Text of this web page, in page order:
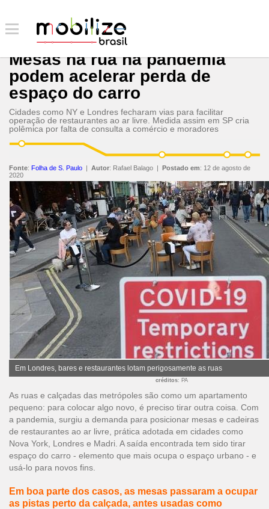
Mesas na rua na pandemia
podem acelerar perda de
espaço do carro
Cidades como NY e Londres fecharam vias para facilitar
operação de restaurantes ao ar livre. Medida assim em SP cria
polêmica por falta de consulta a comércio e moradores
Fonte: Folha de S. Paulo | Autor: Rafael Balago | Postado em: 12 de agosto de
2020
Em Londres, bares e restaurantes lotam perigosamente as ruas
créditos: PA
As ruas e calçadas das metrópoles são como um apartamento
pequeno: para colocar algo novo, é preciso tirar outra coisa. Com
a pandemia, surgiu a demanda para posicionar mesas e cadeiras
de restaurantes ao ar livre, prática adotada em cidades como
Nova York, Londres e Madri. A saída encontrada tem sido tirar
espaço do carro - elemento que mais ocupa o espaço urbano - e
usá-lo para novos fins.
Em boa parte dos casos, as mesas passaram a ocupar
as pistas perto da calçada, antes usadas como